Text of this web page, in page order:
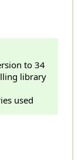
to 34
library
used